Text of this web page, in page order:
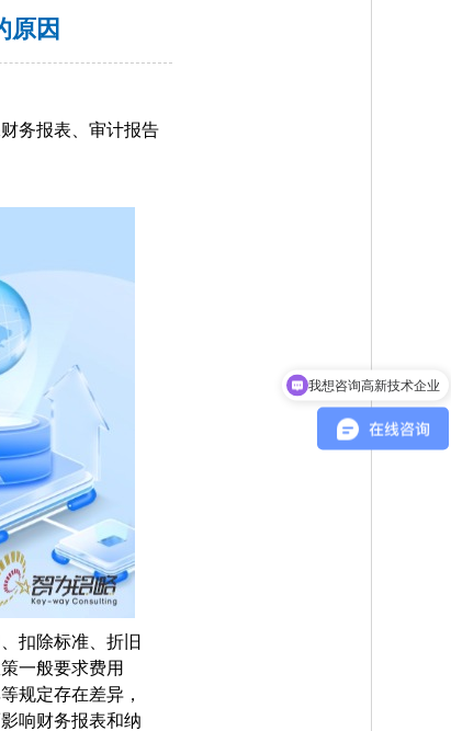
原因
务报表、审计报告
扣除标准、折旧
一般要求费用
规定存在差异，
响财务报表和纳
我想咨询高新技术企业